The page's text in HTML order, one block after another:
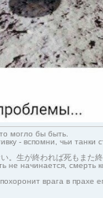
могло бы быть.
- вспомни, чьи танки
。生が終われば死もまた終
не начинается, смерть
врага в прахе